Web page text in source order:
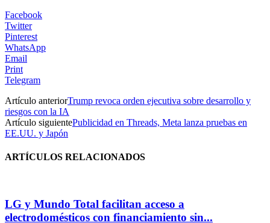
Facebook
Twitter
Pinterest
WhatsApp
Email
Print
Telegram
Artículo anteriorTrump revoca orden ejecutiva sobre desarrollo y
riesgos con la IA
Artículo siguientePublicidad en Threads, Meta lanza pruebas en
EE.UU. y Japón
ARTÍCULOS RELACIONADOS
LG y Mundo Total facilitan acceso a
electrodomésticos con financiamiento sin...